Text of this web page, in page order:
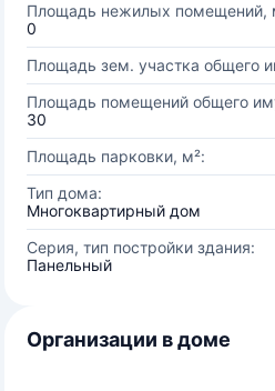
Площадь нежилых помещений,
0
Площадь зем. участка общего
Площадь помещений общего
30
Площадь парковки, м²:
Тип дома:
Многоквартирный дом
Серия, тип постройки здания:
Панельный
Организации в доме